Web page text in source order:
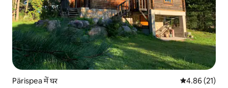
Pärispea में घर औसत रेटिंग 5 में
4.86 (21)